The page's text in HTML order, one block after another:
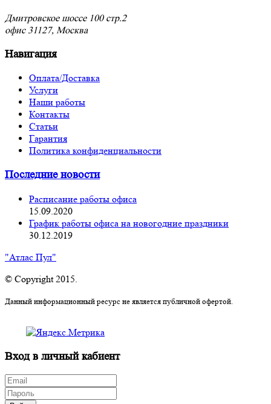
Дмитровское шоссе 100 стр.2
офис 31127, Москва
Навигация
Оплата/Доставка
Услуги
Наши работы
Контакты
Статьи
Гарантия
Политика конфиденциальности
Последние новости
Расписание работы офиса
15.09.2020
График работы офиса на новогодние праздники
30.12.2019
"Атлас Пул"
© Copyright 2015.
Данный информационный ресурс не является публичной офертой.
Вход в личный кабиент